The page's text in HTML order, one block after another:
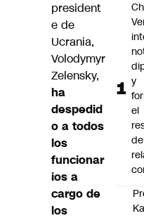
president
e de
Ucrania,
Volodymyr
Zelensky,
ha
despedid
o a todos
los
funcionar
ios a
cargo de
los
y
el